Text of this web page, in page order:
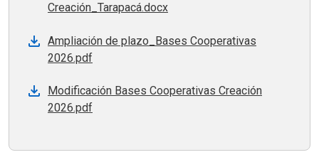
Creación_Tarapacá.docx
Ampliación de plazo_Bases Cooperativas
2026.pdf
Modificación Bases Cooperativas Creación
2026.pdf